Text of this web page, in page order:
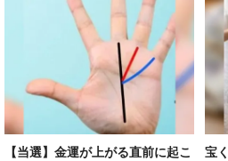
【当選】金運が上がる直前に起こ
宝